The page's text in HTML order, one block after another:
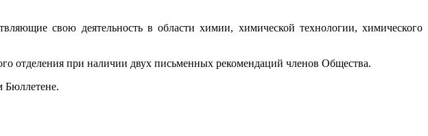
свою деятельность в области химии, химической технологии, химического
отделения при наличии двух письменных рекомендаций членов Общества.
Бюллетене.